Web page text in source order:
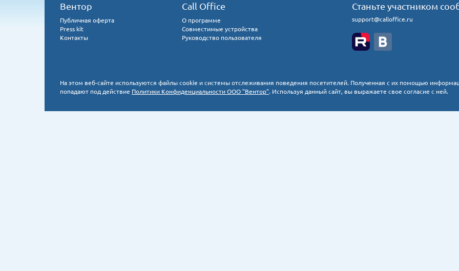
Вентор
Публичная оферта
Press kit
Контакты
Call Office
О программе
Совместимые устройства
Руководство пользователя
Станьте участником
support@calloffice.ru
На этом веб-сайте используются файлы cookie и системы отслеживания поведения посетителей. Полученная с их помощью
попадают под действие Политики Конфиденциальности ООО "Вентор". Используя данный сайт, вы выражаете свое согласие с ней.